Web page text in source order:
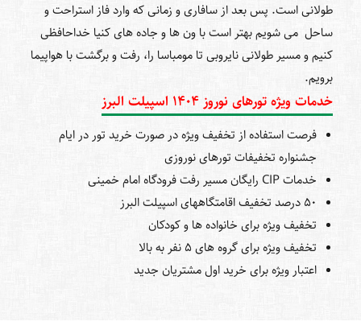
طولانی است. پس بعد از سافاری و زمانی که وارد فاز استراحت و
ساحل می ‌شویم بهتر است با ون ‎ها و جاده ‎های کنیا خداحافظی
کنیم و مسیر طولانی نایروبی تا مومباسا را، رفت و برگشت با هواپیما
برویم.
خدمات ویژه تورهای نوروز 1404 اسپیلت البرز
فرصت استفاده از تخفیف ویژه در صورت خرید تور در ایام
جشنواره تخفیفات تورهای نوروزی
خدمات CIP رایگان مسیر رفت فرودگاه امام خمینی
50 درصد تخفیف اقامتگاههای اسپیلت البرز
تخفیف ویژه برای خانواده ها و کودکان
تخفیف ویژه برای گروه های 5 نفر به بالا
اعتبار ویژه برای خرید اول مشتریان جدید